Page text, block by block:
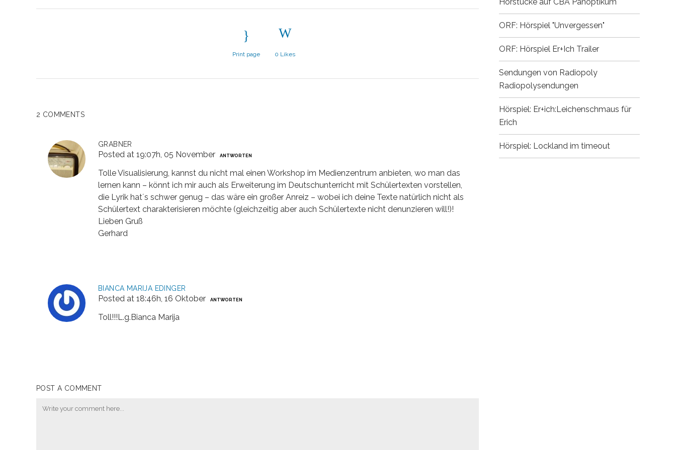
Print page 0 Likes
2 COMMENTS
GRABNER
Posted at 19:07h, 05 November ANTWORTEN
Tolle Visualisierung, kannst du nicht mal einen Workshop im Medienzentrum anbieten, wo man das
lernen kann – könnt ich mir auch als Erweiterung im Deutschunterricht mit Schülertexten vorstellen,
die Lyrik hat´s schwer genug – das wäre ein großer Anreiz – wobei ich deine Texte natürlich nicht als
Schülertext charakterisieren möchte (gleichzeitig aber auch Schülertexte nicht denunzieren will!)!
Lieben Gruß
Gerhard
BIANCA MARIJA EDINGER
Posted at 18:46h, 16 Oktober ANTWORTEN
Toll!!!L.g.Bianca Marija
POST A COMMENT
ORF: Hörspiel "Unvergessen"
ORF: Hörspiel Er+Ich Trailer
Sendungen von Radiopoly
Radiopolysendungen
Hörspiel: Er+ich:Leichenschmaus für
Erich
Hörspiel: Lockland im timeout